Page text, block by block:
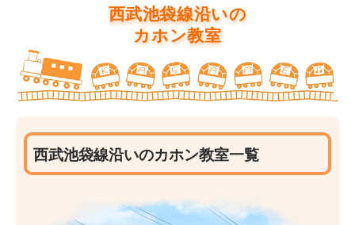
西武池袋線沿いの
カホン教室
西武池袋線沿いのカホン教室一覧